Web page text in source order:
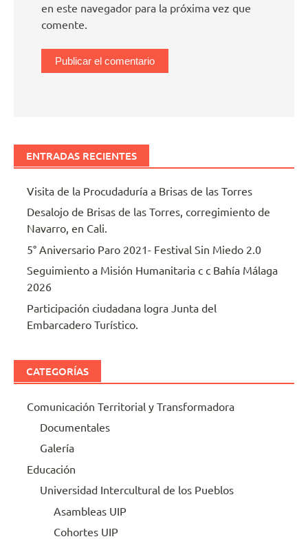
en este navegador para la próxima vez que
comente.
ENTRADAS RECIENTES
Visita de la Procudaduría a Brisas de las Torres
Desalojo de Brisas de las Torres, corregimiento de
Navarro, en Cali.
5° Aniversario Paro 2021- Festival Sin Miedo 2.0
Seguimiento a Misión Humanitaria c c Bahía Málaga
2026
Participación ciudadana logra Junta del
Embarcadero Turístico.
CATEGORÍAS
Comunicación Territorial y Transformadora
Documentales
Galería
Educación
Universidad Intercultural de los Pueblos
Asambleas UIP
Cohortes UIP